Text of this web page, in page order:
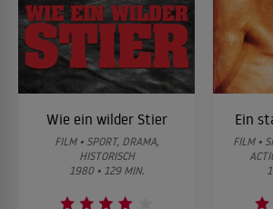
Wie ein wilder Stier
FILM • SPORT, DRAMA,
HISTORISCH
1980 • 129 MIN.
Ein
FILM •